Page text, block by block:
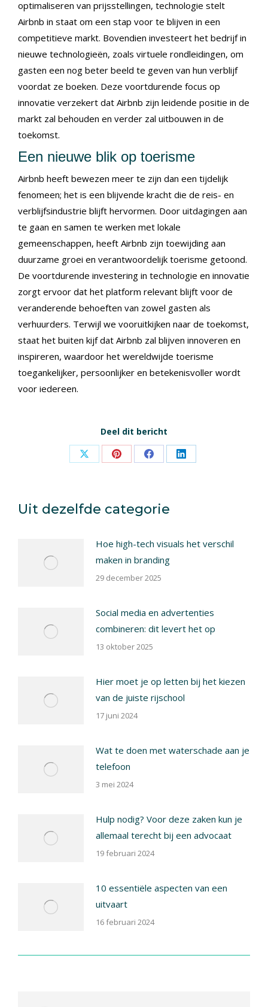
optimaliseren van prijsstellingen, technologie stelt
Airbnb in staat om een stap voor te blijven in een
competitieve markt. Bovendien investeert het bedrijf in
nieuwe technologieën, zoals virtuele rondleidingen, om
gasten een nog beter beeld te geven van hun verblijf
voordat ze boeken. Deze voortdurende focus op
innovatie verzekert dat Airbnb zijn leidende positie in de
markt zal behouden en verder zal uitbouwen in de
toekomst.
Een nieuwe blik op toerisme
Airbnb heeft bewezen meer te zijn dan een tijdelijk
fenomeen; het is een blijvende kracht die de reis- en
verblijfsindustrie blijft hervormen. Door uitdagingen aan
te gaan en samen te werken met lokale
gemeenschappen, heeft Airbnb zijn toewijding aan
duurzame groei en verantwoordelijk toerisme getoond.
De voortdurende investering in technologie en innovatie
zorgt ervoor dat het platform relevant blijft voor de
veranderende behoeften van zowel gasten als
verhuurders. Terwijl we vooruitkijken naar de toekomst,
staat het buiten kijf dat Airbnb zal blijven innoveren en
inspireren, waardoor het wereldwijde toerisme
toegankelijker, persoonlijker en betekenisvoller wordt
voor iedereen.
Deel dit bericht
Share Share Share Share
Uit dezelfde categorie
Hoe high-tech visuals het verschil
maken in branding
29 december 2025
Social media en advertenties
combineren: dit levert het op
13 oktober 2025
Hier moet je op letten bij het kiezen
van de juiste rijschool
17 juni 2024
Wat te doen met waterschade aan je
telefoon
3 mei 2024
Hulp nodig? Voor deze zaken kun je
allemaal terecht bij een advocaat
19 februari 2024
10 essentiële aspecten van een
uitvaart
16 februari 2024